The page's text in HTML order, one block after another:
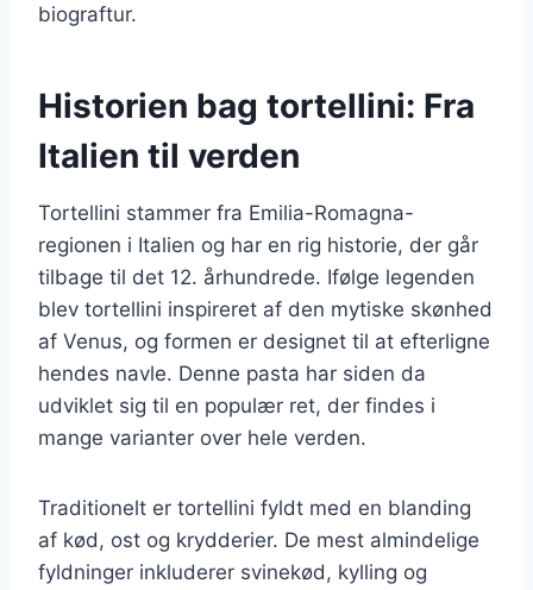
biograftur.
Historien bag tortellini: Fra
Italien til verden
Tortellini stammer fra Emilia-Romagna-
regionen i Italien og har en rig historie, der går
tilbage til det 12. århundrede. Ifølge legenden
blev tortellini inspireret af den mytiske skønhed
af Venus, og formen er designet til at efterligne
hendes navle. Denne pasta har siden da
udviklet sig til en populær ret, der findes i
mange varianter over hele verden.
Traditionelt er tortellini fyldt med en blanding
af kød, ost og krydderier. De mest almindelige
fyldninger inkluderer svinekød, kylling og